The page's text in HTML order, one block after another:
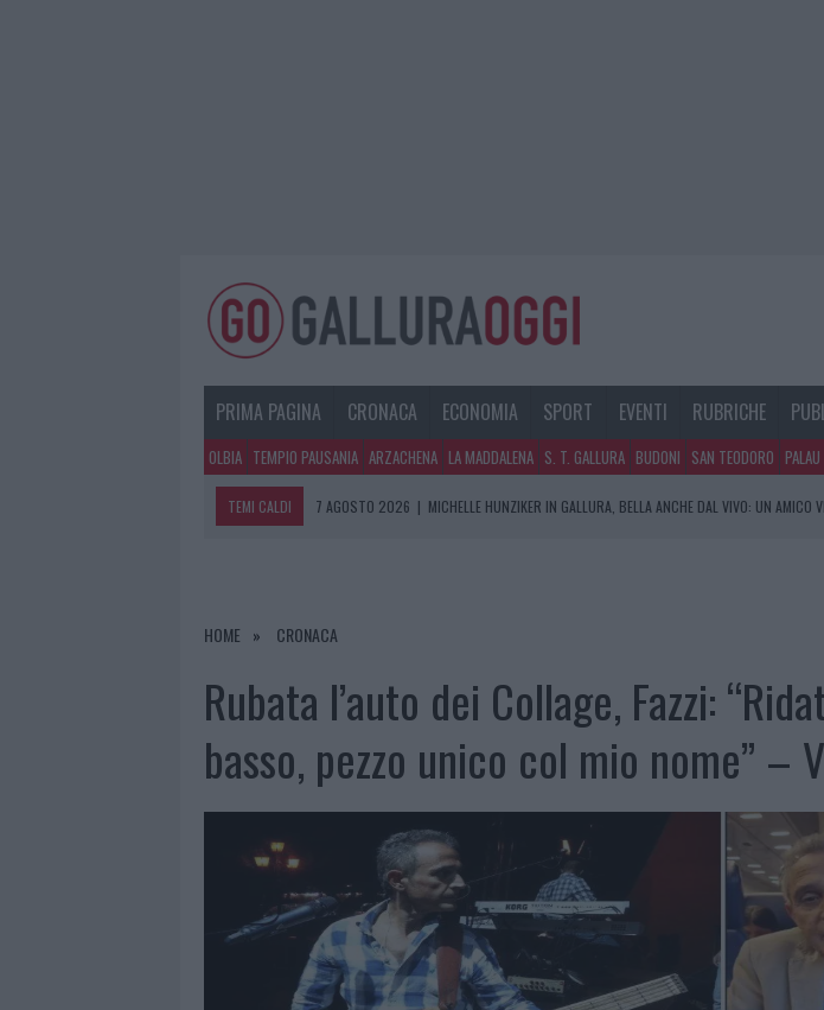
PRIMA PAGINA CRONACA ECONOMIA SPORT EVENTI RUBRICHE
OLBIA TEMPIO PAUSANIA ARZACHENA LA MADDALENA S. T. GALLURA BUDONI SAN TEODORO PALAU
TEMI CALDI 7 AGOSTO 2026 | MICHELLE HUNZIKER IN GALLURA, BELLA ANCHE DAL VIVO: UN AMICO
7 AGOSTO 2026
|
HOME CRONACA
Rubata l’auto dei Collage, Fazzi:
basso, pezzo unico col mio nome” –